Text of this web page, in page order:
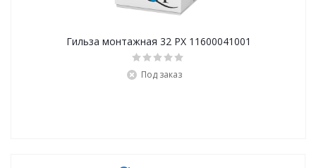
Гильза монтажная 32 PX 11600041001
Под заказ